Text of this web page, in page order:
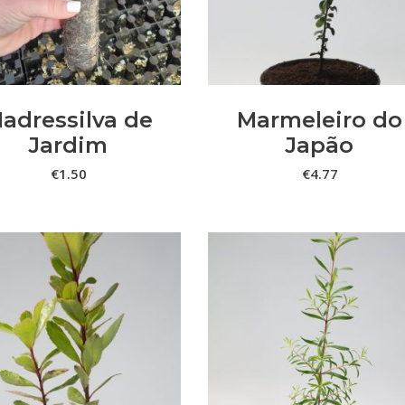
de
Jardim
€1.50
Marmeleiro do
Japão
€4.77
VER OPÇÕES ADICIONAR